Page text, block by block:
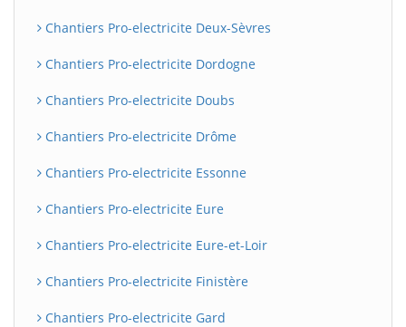
Chantiers Pro-electricite Deux-Sèvres
Chantiers Pro-electricite Dordogne
Chantiers Pro-electricite Doubs
Chantiers Pro-electricite Drôme
Chantiers Pro-electricite Essonne
Chantiers Pro-electricite Eure
Chantiers Pro-electricite Eure-et-Loir
Chantiers Pro-electricite Finistère
Chantiers Pro-electricite Gard